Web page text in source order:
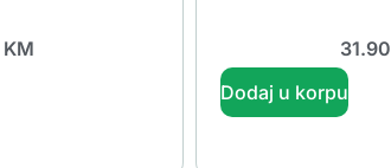
KM
31.90
Dodaj u korpu